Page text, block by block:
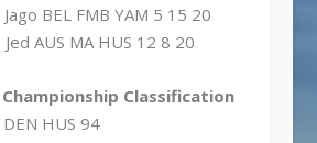
BEL FMB YAM 5 15 20
AUS MA HUS 12 8 20
Classification
HUS 94